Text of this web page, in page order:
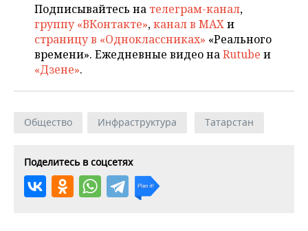
Подписывайтесь на телеграм-канал,
группу «ВКонтакте»,канал в MAXи
страницу в «Одноклассниках» «Реального
времени». Ежедневные видео наRutube и
«Дзене».
Общество Инфраструктура Татарстан
Поделитесь в соцсетях